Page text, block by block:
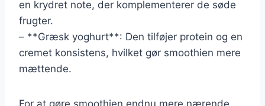
en krydret note, der komplementerer de søde
frugter.
– **Græsk yoghurt**: Den tilføjer protein og en
cremet konsistens, hvilket gør smoothien mere
mættende.
For at gøre smoothien endnu mere nærende